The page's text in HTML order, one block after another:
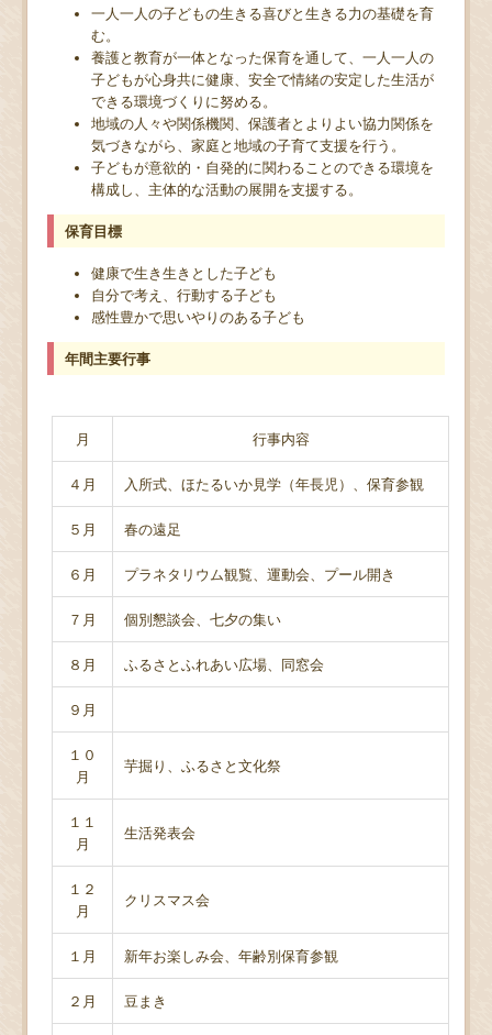
一人一人の子どもの生きる喜びと生きる力の基礎を育
む。
養護と教育が一体となった保育を通して、一人一人の
子どもが心身共に健康、安全で情緒の安定した生活が
できる環境づくりに努める。
地域の人々や関係機関、保護者とよりよい協力関係を
気づきながら、家庭と地域の子育て支援を行う。
子どもが意欲的・自発的に関わることのできる環境を
構成し、主体的な活動の展開を支援する。
保育目標
健康で生き生きとした子ども
自分で考え、行動する子ども
感性豊かで思いやりのある子ども
年間主要行事
月 行事内容
４月 入所式、ほたるいか見学（年長児）、保育参観
５月 春の遠足
６月 プラネタリウム観覧、運動会、プール開き
７月 個別懇談会、七夕の集い
８月 ふるさとふれあい広場、同窓会
９月
１０
月
芋掘り、ふるさと文化祭
１１
月
生活発表会
１２
月
クリスマス会
１月 新年お楽しみ会、年齢別保育参観
２月 豆まき